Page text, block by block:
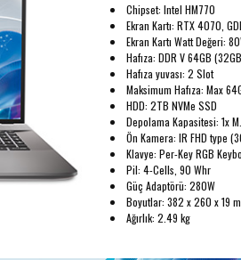
Chipset: Intel HM770
Ekran Kartı: RTX 4070,
Ekran Kartı Watt Değeri:
Hafıza: DDR V 64GB
Hafıza yuvası: 2 Slot
Maksimum Hafıza: Max
HDD: 2TB NVMe SSD
Depolama Kapasitesi: 1x
Ön Kamera: IR FHD type
Klavye: Per-Key RGB
Pil: 4-Cells, 90 Whr
Güç Adaptörü: 280W
Boyutlar: 382 x 260 x 19
Ağırlık: 2.49 kg